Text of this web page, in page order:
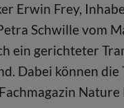
Erwin Frey,
Schwille vom
ein gerichteter
Dabei können
Nature